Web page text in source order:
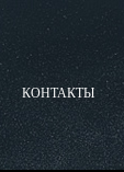
КОНТАКТЫ